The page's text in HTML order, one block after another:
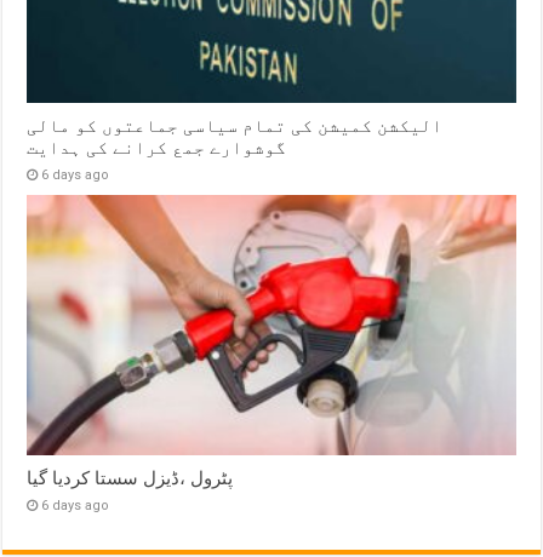
الیکشن کمیشن کی تمام سیاسی جماعتوں کو مالی
گوشوارے جمع کرانے کی ہدایت
6 days ago
پٹرول ،ڈیزل سستا کردیا گیا
6 days ago